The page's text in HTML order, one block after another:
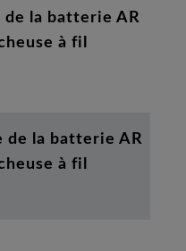
la batterie AR
à fil
de la batterie AR
à fil